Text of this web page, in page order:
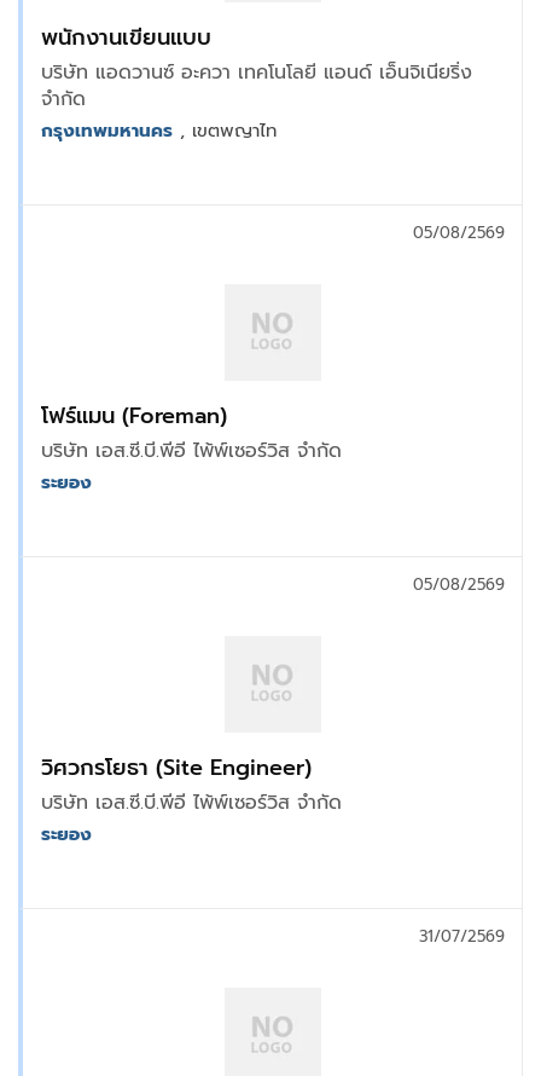
พนักงานเขียนแบบ
บริษัท แอดวานซ์ อะควา เทคโนโลยี แอนด์ เอ็นจิเนียริ่ง
จำกัด
กรุงเทพมหานคร , เขตพญาไท
โฟร์แมน (Foreman)
บริษัท เอส.ซี.บี.พีอี ไพ้พ์เซอร์วิส จำกัด
05/08/2569
ระยอง
วิศวกรโยธา (Site Engineer)
บริษัท เอส.ซี.บี.พีอี ไพ้พ์เซอร์วิส จำกัด
05/08/2569
ระยอง
31/07/2569